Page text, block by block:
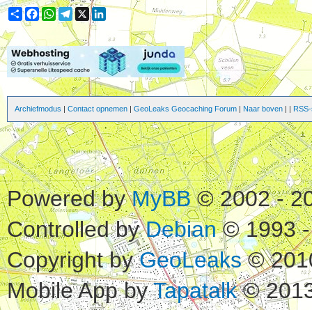
ShareFacebook
WhatsApp
Telegram
X LinkedIn
Archiefmodus Contact opnemen GeoLeaks Geocaching Forum Naar boven
Powered byMyBB© 2002 -
Controlled byDebian© 1993
Copyright byGeoLeaks©
Mobile App byTapatalk©